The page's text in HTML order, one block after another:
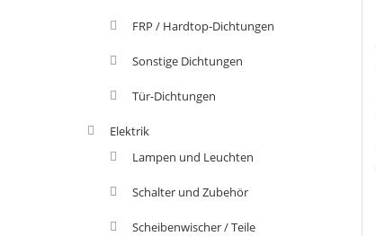
FRP / Hardtop-Dichtungen
Sonstige Dichtungen
Tür-Dichtungen
Elektrik
Lampen und Leuchten
Schalter und Zubehör
Scheibenwischer / Teile